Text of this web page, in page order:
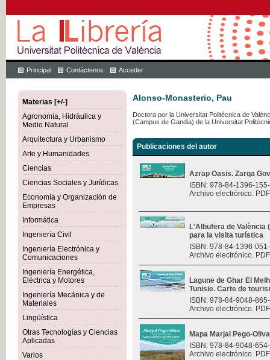
Principal Contáctenos Acceder
Materias [+/-]
Agronomía, Hidráulica y
Medio Natural
Arquitectura y Urbanismo
Arte y Humanidades
Ciencias
Ciencias Sociales y Jurídicas
Economía y Organización de
Empresas
Informática
Ingeniería Civil
Ingeniería Electrónica y
Comunicaciones
Ingeniería Energética,
Eléctrica y Motores
Ingeniería Mecánica y de
Materiales
Lingüística
Otras Tecnologías y Ciencias
Aplicadas
Varios
Alonso-Monasterio, Pau
Doctora por la Universitat Politécnica de
(Campus de Gandia) de la Universitat
Publicaciones del autor
Azrap Oasis. Zarqa
ISBN: 978-84-1396-
Archivo electrónico.
L'Albufera de València
para la visita turística
ISBN: 978-84-1396-
Archivo electrónico.
Lagune de Ghar El
Tunisie. Carte de
ISBN: 978-84-9048-
Archivo electrónico.
Mapa Marjal Pego-Oliva
ISBN: 978-84-9048-
Archivo electrónico.